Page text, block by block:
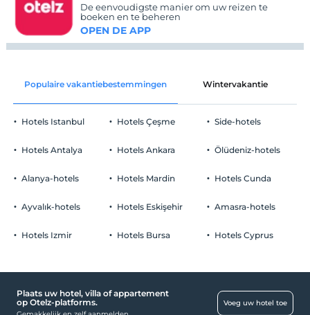
De eenvoudigste manier om uw reizen te
boeken en te beheren
OPEN DE APP
Populaire vakantiebestemmingen Wintervakantie
Hotels Istanbul
Hotels Antalya
Alanya-hotels
Ayvalık-hotels
Hotels Izmir
Hotels Çeşme
Hotels Ankara
Hotels Mardin
Hotels Eskişehir
Hotels Bursa
Side-hotels
Ölüdeniz-hotels
Hotels Cunda
Amasra-hotels
Hotels Cyprus
Plaats uw hotel, villa of appartement
op Otelz-platforms.
Voeg uw hotel toe